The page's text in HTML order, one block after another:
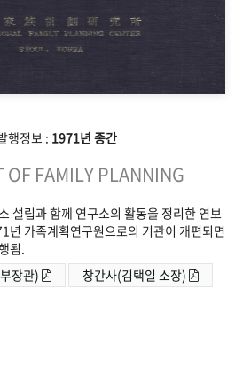
행정보 : 1971년 종간
OF FAMILY PLANNING
설립과 함께 연구소의 활동을 정리한 연보
년 가족계획연구원으로의 기관이 개편되면
됨.
장관)
창간사(김택일 소장)